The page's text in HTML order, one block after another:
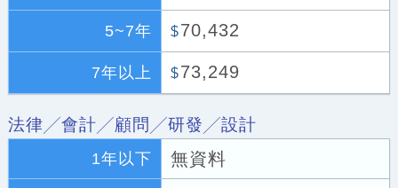
5~7年 $70,432
7年以上 $73,249
法律╱會計╱顧問╱研發╱設計
1年以下 無資料